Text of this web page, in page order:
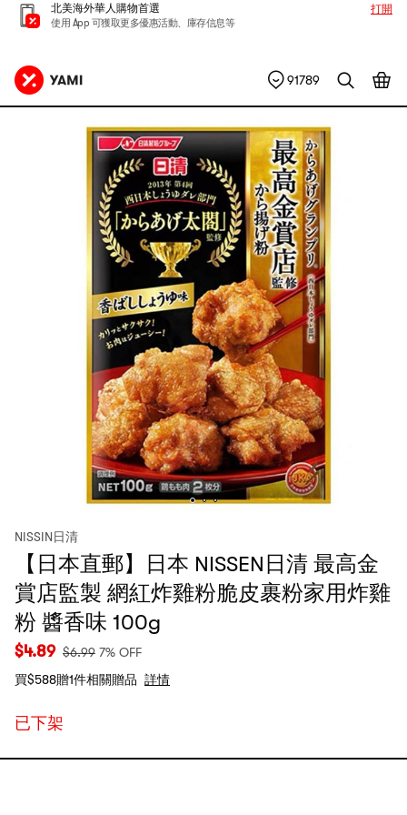
北美海外華人購物首選
使用 App 可獲取更多優惠活動、庫存信息等
打開
91789
NISSIN日清
【日本直郵】日本 NISSEN日清 最高金
賞店監製 網紅炸雞粉脆皮裹粉家用炸雞
粉 醬香味 100g
$4.89 $6.99 7% OFF
買$588贈1件相關贈品 詳情
已下架